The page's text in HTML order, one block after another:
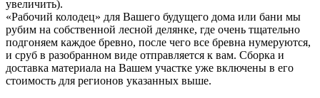
увеличить).
«Рабочий колодец» для Вашего будущего дома или бани мы
рубим на собственной лесной делянке, где очень тщательно
подгоняем каждое бревно, после чего все бревна нумеруются,
и сруб в разобранном виде отправляется к вам. Сборка и
доставка материала на Вашем участке уже включены в его
стоимость для регионов указанных выше.